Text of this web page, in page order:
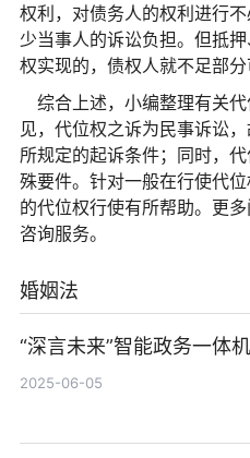
权利，对债务人的权利进行
少当事人的诉讼负担。但抵
权实现的，债权人就不足部分
综合上述，小编整理有关
见，代位权之诉为民事诉讼
所规定的起诉条件；同时，
殊要件。针对一般在行使代
的代位权行使有所帮助。更
咨询服务。
婚姻法
“深言未来”智能政务一体
2025-06-05